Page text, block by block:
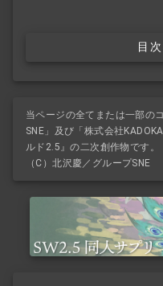
目
当ページの全てまたは一部の
SNE」及び「株式会社
ルド2.5』の二次創作物です。
（C）北沢慶／グループSNE